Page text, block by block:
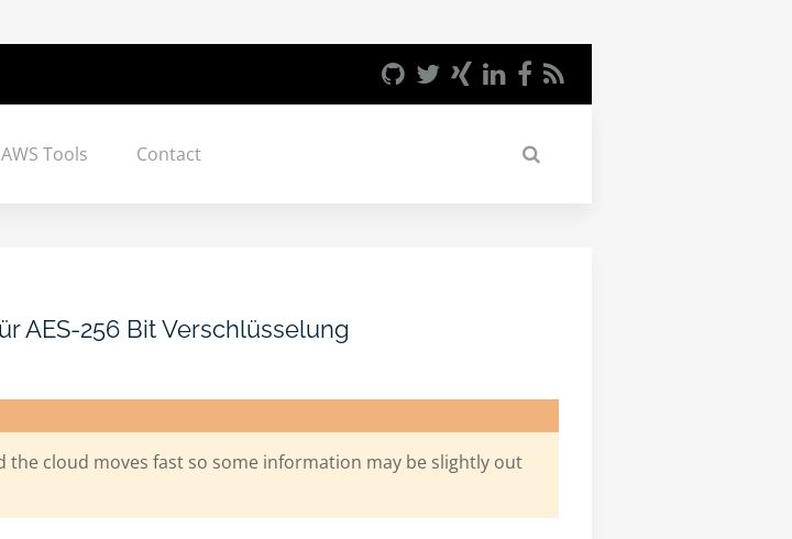
AWS Tools Contact
AES-256 Bit Verschlüsselung
the cloud moves fast so some information may be slightly out